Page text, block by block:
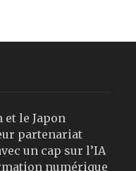
et le Japon
partenariat
un cap sur l’IA
numérique